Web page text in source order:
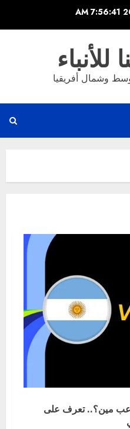
7:56:41 AM
للأنباء
وشمال أفريقيا
مين؟.. تعرف على